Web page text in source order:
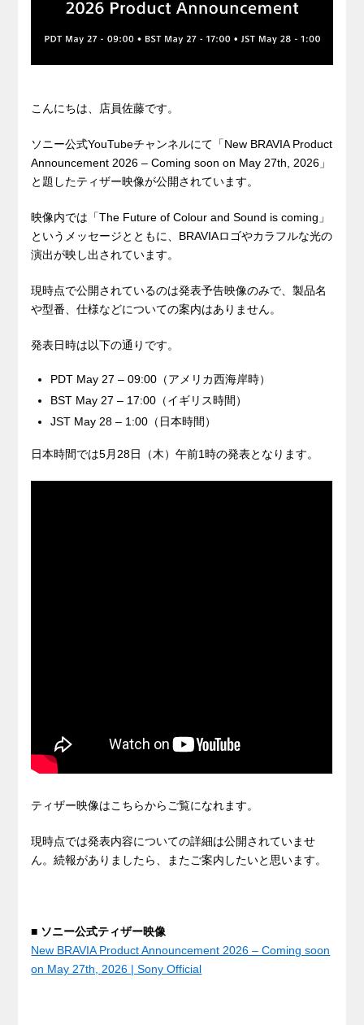
こんにちは、店員佐藤です。
ソニー公式YouTubeチャンネルにて「New BRAVIA Product
Announcement 2026 – Coming soon on May 27th, 2026」
と題したティザー映像が公開されています。
映像内では「The Future of Colour and Sound is coming」
というメッセージとともに、BRAVIAロゴやカラフルな光の
演出が映し出されています。
現時点で公開されているのは発表予告映像のみで、製品名
や型番、仕様などについての案内はありません。
発表日時は以下の通りです。
PDT May 27 – 09:00（アメリカ西海岸時）
BST May 27 – 17:00（イギリス時間）
JST May 28 – 1:00（日本時間）
日本時間では5月28日（木）午前1時の発表となります。
ティザー映像はこちらからご覧になれます。
現時点では発表内容についての詳細は公開されていませ
ん。続報がありましたら、またご案内したいと思います。
■ ソニー公式ティザー映像
New BRAVIA Product Announcement 2026 – Coming soon
on May 27th, 2026 | Sony Official